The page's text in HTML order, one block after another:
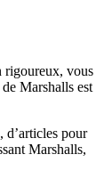
rigoureux, vous
Marshalls est
d’articles pour
Marshalls,